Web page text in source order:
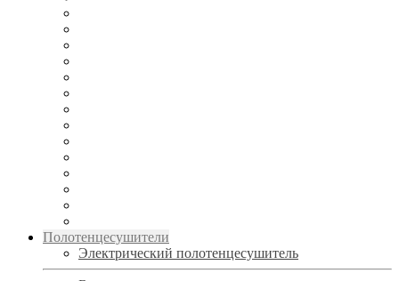
Полотенцесушители
Электрический полотенцесушитель